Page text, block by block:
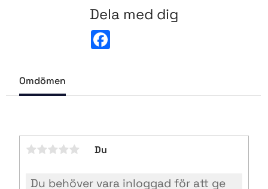
Dela med dig
o
Omdömen
Du